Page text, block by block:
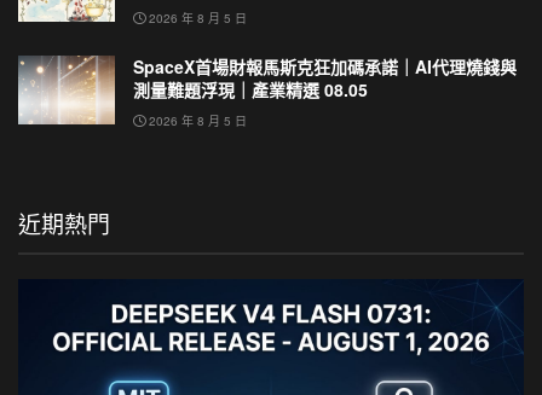
2026 年 8 月 5 日
SpaceX首場財報馬斯克狂加碼承諾｜AI代理燒錢與
測量難題浮現｜產業精選 08.05
2026 年 8 月 5 日
近期熱門